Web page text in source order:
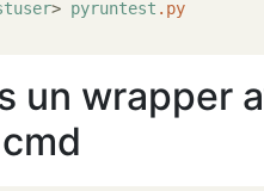
> pyruntest .py
un wrapper